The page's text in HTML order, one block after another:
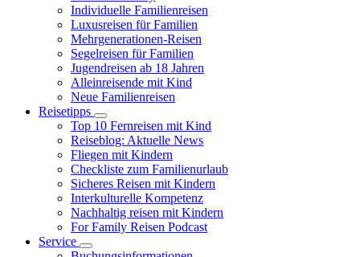
Individuelle Familienreisen
Luxusreisen für Familien
Mehrgenerationen-Reisen
Segelreisen für Familien
Jugendreisen ab 18 Jahren
Alleinreisende mit Kind
Neue Familienreisen
Reisetipps
Top 10 Fernreisen mit Kind
Reiseblog: Aktuelle News
Fliegen mit Kindern
Checkliste zum Familienurlaub
Sicheres Reisen mit Kindern
Interkulturelle Kompetenz
Nachhaltig reisen mit Kindern
For Family Reisen Podcast
Service